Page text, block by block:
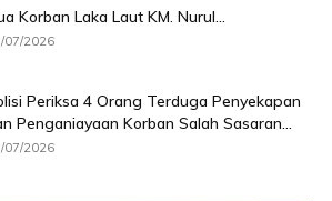
Korban Laka Laut KM. Nurul...
07/2026
Periksa 4 Orang Terduga Penyekapan
Penganiayaan Korban Salah Sasaran...
07/2026